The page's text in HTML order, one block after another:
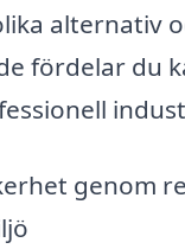
alternativ
fördelar du
genom